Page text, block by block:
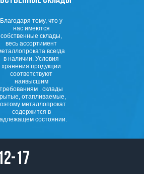
Благодаря тому, что у
нас имеются
собственные склады,
весь ассортимент
всегда
в наличии. Условия
хранения продукции
соответствуют
наивысшим
требованиям . склады
отапливаемые,
металлопрокат
содержится в
состоянии.
17